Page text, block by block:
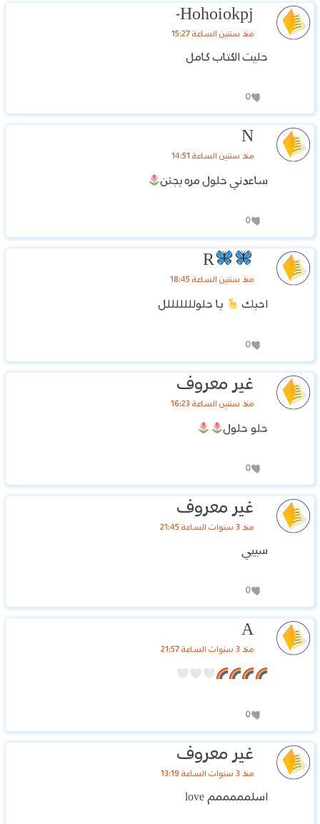
Hohoiokpj-
منذ سنتين الساعة 15:27
حليت الكتاب كامل
0
N
منذ سنتين الساعة 14:51
ساعدني حلول مره يجنن
0
R
منذ سنتين الساعة 18:45
احبك يا حلولللللللل
0
غير معروف
منذ سنتين الساعة 16:23
حلو حلول
0
غير معروف
منذ 3 سنوات الساعة 21:45
سييي
0
A
منذ 3 سنوات الساعة 21:57
0
غير معروف
منذ 3 سنوات الساعة 13:19
اسلمممممم love